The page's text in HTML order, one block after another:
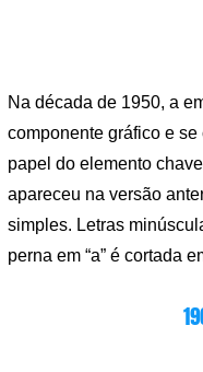
Na década de 1950, a
componente gráfico e
papel do elemento
apareceu na versão
simples. Letras
perna em “a” é cortada